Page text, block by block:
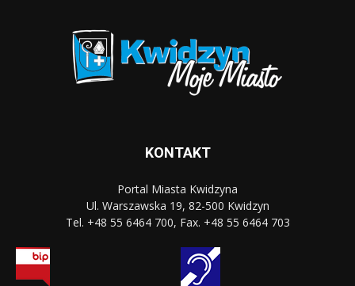
KONTAKT
Portal Miasta Kwidzyna
Ul. Warszawska 19, 82-500 Kwidzyn
Tel. +48 55 6464 700, Fax. +48 55 6464 703